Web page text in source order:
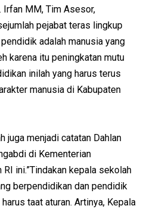
Irfan MM, Tim Asesor,
pejabat teras lingkup
adalah manusia yang
karena itu peningkatan mutu
inilah yang harus terus
manusia di Kabupaten
juga menjadi catatan Dahlan
di Kementerian
ini.”Tindakan kepala sekolah
berpendidikan dan pendidik
taat aturan. Artinya, Kepala